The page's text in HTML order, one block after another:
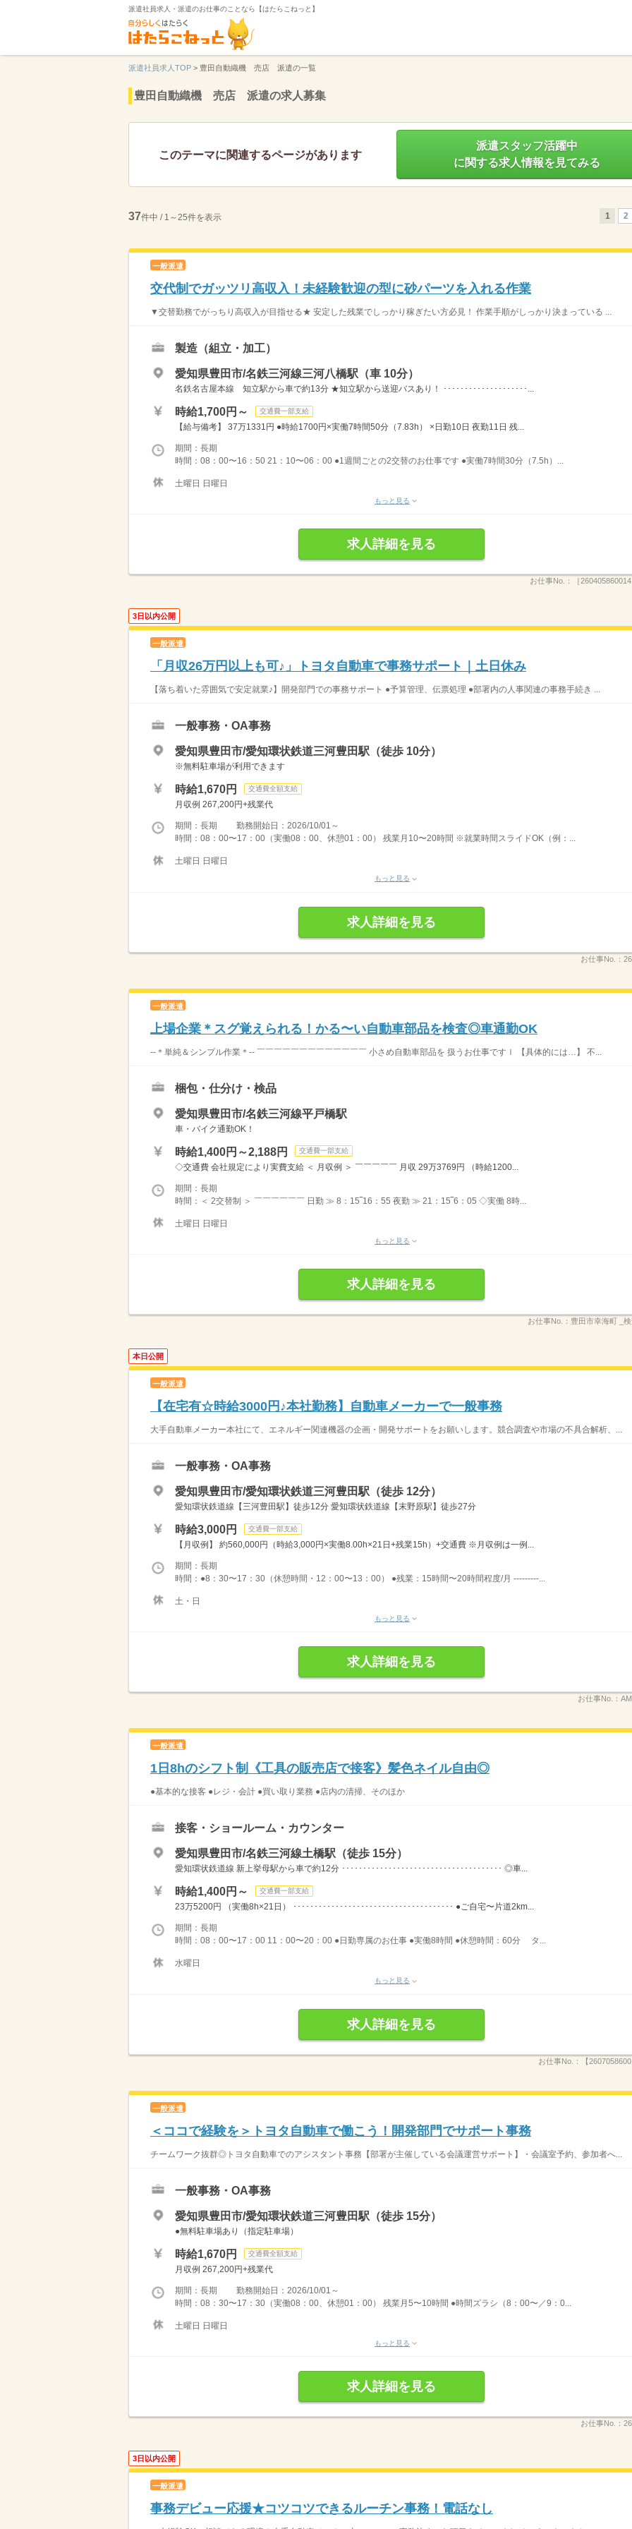
派遣社員求人・派遣のお仕事のことなら【はたらこねっと】
派遣社員求人TOP > 豊田自動織機 売店 派遣の一覧
豊田自動織機 売店 派遣の求人募集
このテーマに関連するページがあります
派遣スタッフ活躍中
に関する求人情報を見てみる
37件中 / 1～25件を表示 1 2
一般派遣
交代制でガッツリ高収入！未経験歓迎の型に砂パーツを入れる作業
▼交替勤務でがっちり高収入が目指せる★ 安定した残業でしっかり稼ぎたい方必見！ 作業手順がしっかり決まっている ...
製造（組立・加工）
愛知県豊田市/名鉄三河線三河八橋駅（車 10分）
名鉄名古屋本線 知立駅から車で約13分 ★知立駅から送迎バスあり！ ････････････････････...
時給1,700円～ 交通費一部支給
【給与備考】 37万1331円 ●時給1700円×実働7時間50分（7.83h） ×日勤10日 夜勤11日 残...
期間：長期
時間：08：00〜16：50 21：10〜06：00 ●1週間ごとの2交替のお仕事です ●実働7時間30分（7.5h）...
土曜日 日曜日
もっと見る
求人詳細を見る
お仕事No.： ［
3日以内公開
一般派遣
「月収26万円以上も可♪」トヨタ自動車で事務サポート｜土日休み
【落ち着いた雰囲気で安定就業♪】開発部門での事務サポート ●予算管理、伝票処理 ●部署内の人事関連の事務手続き ...
一般事務・OA事務
愛知県豊田市/愛知環状鉄道三河豊田駅（徒歩 10分）
※無料駐車場が利用できます
時給1,670円 交通費全額支給
月収例 267,200円+残業代
期間：長期 勤務開始日：2026/10/01～
時間：08：00〜17：00（実働08：00、休憩01：00） 残業月10〜20時間 ※就業時間スライドOK（例：...
土曜日 日曜日
もっと見る
求人詳細を見る
お仕事No.：
一般派遣
上場企業＊スグ覚えられる！かる〜い自動車部品を検査◎車通勤OK
--＊単純＆シンプル作業＊-- ￣￣￣￣￣￣￣￣￣￣￣￣￣ 小さめ自動車部品を 扱うお仕事ですｌ 【具体的には…】 不...
梱包・仕分け・検品
愛知県豊田市/名鉄三河線平戸橋駅
車・バイク通勤OK！
時給1,400円～2,188円 交通費一部支給
◇交通費 会社規定により実費支給 ＜ 月収例 ＞ ￣￣￣￣￣ 月収 29万3769円 （時給1200...
期間：長期
時間：＜ 2交替制 ＞ ￣￣￣￣￣￣ 日勤 ≫ 8：15‾16：55 夜勤 ≫ 21：15‾6：05 ◇実働 8時...
土曜日 日曜日
もっと見る
求人詳細を見る
お仕事No.： 豊田市幸海町 _
本日公開
一般派遣
【在宅有☆時給3000円♪本社勤務】自動車メーカーで一般事務
大手自動車メーカー本社にて、エネルギー関連機器の企画・開発サポートをお願いします。競合調査や市場の不具合解析、...
一般事務・OA事務
愛知県豊田市/愛知環状鉄道三河豊田駅（徒歩 12分）
愛知環状鉄道線【三河豊田駅】徒歩12分 愛知環状鉄道線【末野原駅】徒歩27分
時給3,000円 交通費一部支給
【月収例】 約560,000円（時給3,000円×実働8.00h×21日+残業15h）+交通費 ※月収例は一例...
期間：長期
時間：●8：30〜17：30（休憩時間・12：00〜13：00） ●残業：15時間〜20時間程度/月 ---------...
土・日
もっと見る
求人詳細を見る
お仕事No.：
一般派遣
1日8hのシフト制《工具の販売店で接客》髪色ネイル自由◎
●基本的な接客 ●レジ・会計 ●買い取り業務 ●店内の清掃、そのほか
接客・ショールーム・カウンター
愛知県豊田市/名鉄三河線土橋駅（徒歩 15分）
愛知環状鉄道線 新上挙母駅から車で約12分 ･･････････････････････････････････････ ◎車...
時給1,400円～ 交通費一部支給
23万5200円 （実働8h×21日） ･･････････････････････････････････････ ●ご自宅〜片道2km...
期間：長期
時間：08：00〜17：00 11：00〜20：00 ●日勤専属のお仕事 ●実働8時間 ●休憩時間：60分 タ...
水曜日
もっと見る
求人詳細を見る
お仕事No.： 【
一般派遣
＜ココで経験を＞トヨタ自動車で働こう！開発部門でサポート事務
チームワーク抜群◎トヨタ自動車でのアシスタント事務【部署が主催している会議運営サポート】・会議室予約、参加者へ...
一般事務・OA事務
愛知県豊田市/愛知環状鉄道三河豊田駅（徒歩 15分）
●無料駐車場あり（指定駐車場）
時給1,670円 交通費全額支給
月収例 267,200円+残業代
期間：長期 勤務開始日：2026/10/01～
時間：08：30〜17：30（実働08：00、休憩01：00） 残業月5〜10時間 ●時間ズラシ（8：00〜／9：0...
土曜日 日曜日
もっと見る
求人詳細を見る
お仕事No.：
3日以内公開
一般派遣
事務デビュー応援★コツコツできるルーチン事務！電話なし